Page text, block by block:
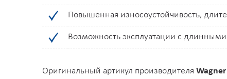
Повышенная износоустойчивость,
Возможность эксплуатации с
Оригинальный артикул производителя